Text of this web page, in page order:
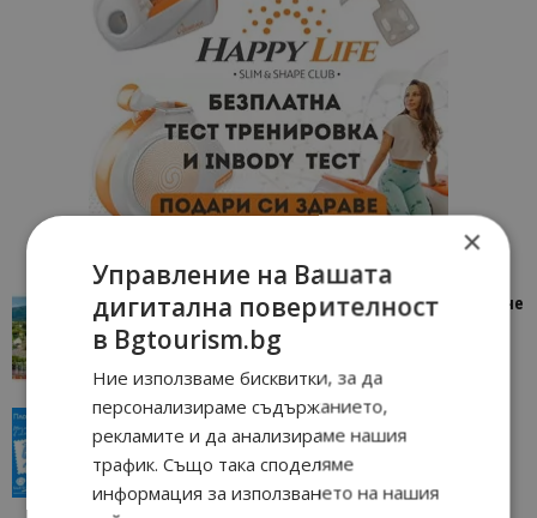
“Пощенска картичка от…”: Петрич – Изживяване
отвъд очакваното
11/07/2026 11:22
“Пощенска картичка от…”: Пловдив, градът на
всички времена
Пловдив 23/06/2026 10:00
×
Управление на Вашата
дигитална поверителност
в Bgtourism.bg
Ние използваме бисквитки, за да
персонализираме съдържанието,
рекламите и да анализираме нашия
трафик. Също така споделяме
информация за използването на нашия